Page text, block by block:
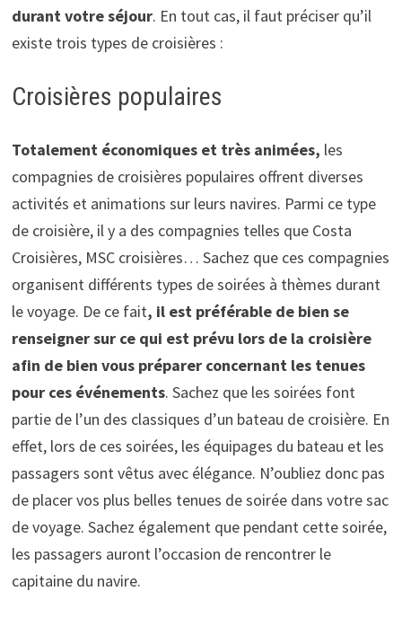
durant votre séjour. En tout cas, il faut préciser qu’il
existe trois types de croisières :
Croisières populaires
Totalement économiques et très animées, les
compagnies de croisières populaires offrent diverses
activités et animations sur leurs navires. Parmi ce type
de croisière, il y a des compagnies telles que Costa
Croisières, MSC croisières… Sachez que ces compagnies
organisent différents types de soirées à thèmes durant
le voyage. De ce fait, il est préférable de bien se
renseigner sur ce qui est prévu lors de la croisière
afin de bien vous préparer concernant les tenues
pour ces événements. Sachez que les soirées font
partie de l’un des classiques d’un bateau de croisière. En
effet, lors de ces soirées, les équipages du bateau et les
passagers sont vêtus avec élégance. N’oubliez donc pas
de placer vos plus belles tenues de soirée dans votre sac
de voyage. Sachez également que pendant cette soirée,
les passagers auront l’occasion de rencontrer le
capitaine du navire.